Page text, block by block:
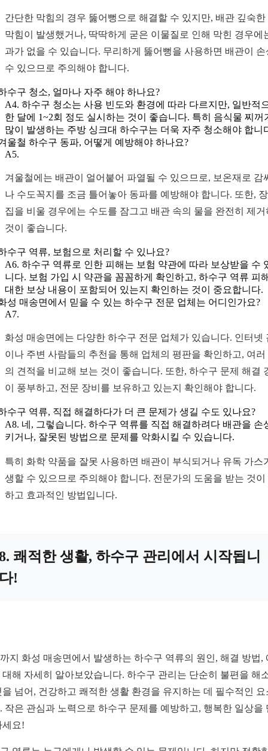
간단한 막힘의 경우 뚫어뻥으로 해결할 수 있지만, 배관 깊숙한
막힘이 발생했거나, 딱딱하게 굳은 이물질로 인해 막힌 경우에
과가 없을 수 있습니다. 무리하게 뚫어뻥을 사용하면 배관이 손
수 있으므로 주의해야 합니다.
수구 청소, 얼마나 자주 해야 하나요?
A4. 하수구 청소는 사용 빈도와 환경에 따라 다르지만, 일반적
한 달에 1~2회 정도 실시하는 것이 좋습니다. 특히 음식물 찌꺼
많이 발생하는 주방 싱크대 하수구는 더욱 자주 청소해야 합니
울철 하수구 동파, 어떻게 예방해야 하나요?
A5.
겨울철에는 배관이 얼어붙어 파열될 수 있으므로, 보온재로 감
나 수도꼭지를 조금 틀어놓아 동파를 예방해야 합니다. 또한,
집을 비울 경우에는 수도를 잠그고 배관 속의 물을 완전히 제거
것이 좋습니다.
수구 역류, 보험으로 처리할 수 있나요?
A6. 하수구 역류로 인한 피해는 보험 약관에 따라 보상받을 수
니다. 보험 가입 시 약관을 꼼꼼하게 확인하고, 하수구 역류 피
대한 보상 내용이 포함되어 있는지 확인하는 것이 중요합니다.
성 매송면에서 믿을 수 있는 하수구 전문 업체는 어디인가요?
A7.
화성 매송면에는 다양한 하수구 전문 업체가 있습니다. 인터넷
이나 주변 사람들의 추천을 통해 업체의 평판을 확인하고, 여러
의 견적을 비교해 보는 것이 좋습니다. 또한, 하수구 문제 해결
이 풍부하고, 전문 장비를 보유하고 있는지 확인해야 합니다.
수구 역류, 직접 해결하다가 더 큰 문제가 생길 수도 있나요?
A8. 네, 그렇습니다. 하수구 역류를 직접 해결하려다 배관을 손
키거나, 잘못된 방법으로 문제를 악화시킬 수 있습니다.
특히 화학 약품을 잘못 사용하면 배관이 부식되거나 유독 가스
생할 수 있으므로 주의해야 합니다. 전문가의 도움을 받는 것이
하고 효과적인 방법입니다.
쾌적한 생활, 하수구 관리에서 시작됩니
!
지 화성 매송면에서 발생하는 하수구 역류의 원인, 해결 방법,
대해 자세히 알아보았습니다. 하수구 관리는 단순히 불편을 해
을 넘어, 건강하고 쾌적한 생활 환경을 유지하는 데 필수적인 요
작은 관심과 노력으로 하수구 문제를 예방하고, 행복한 일상을
세요!